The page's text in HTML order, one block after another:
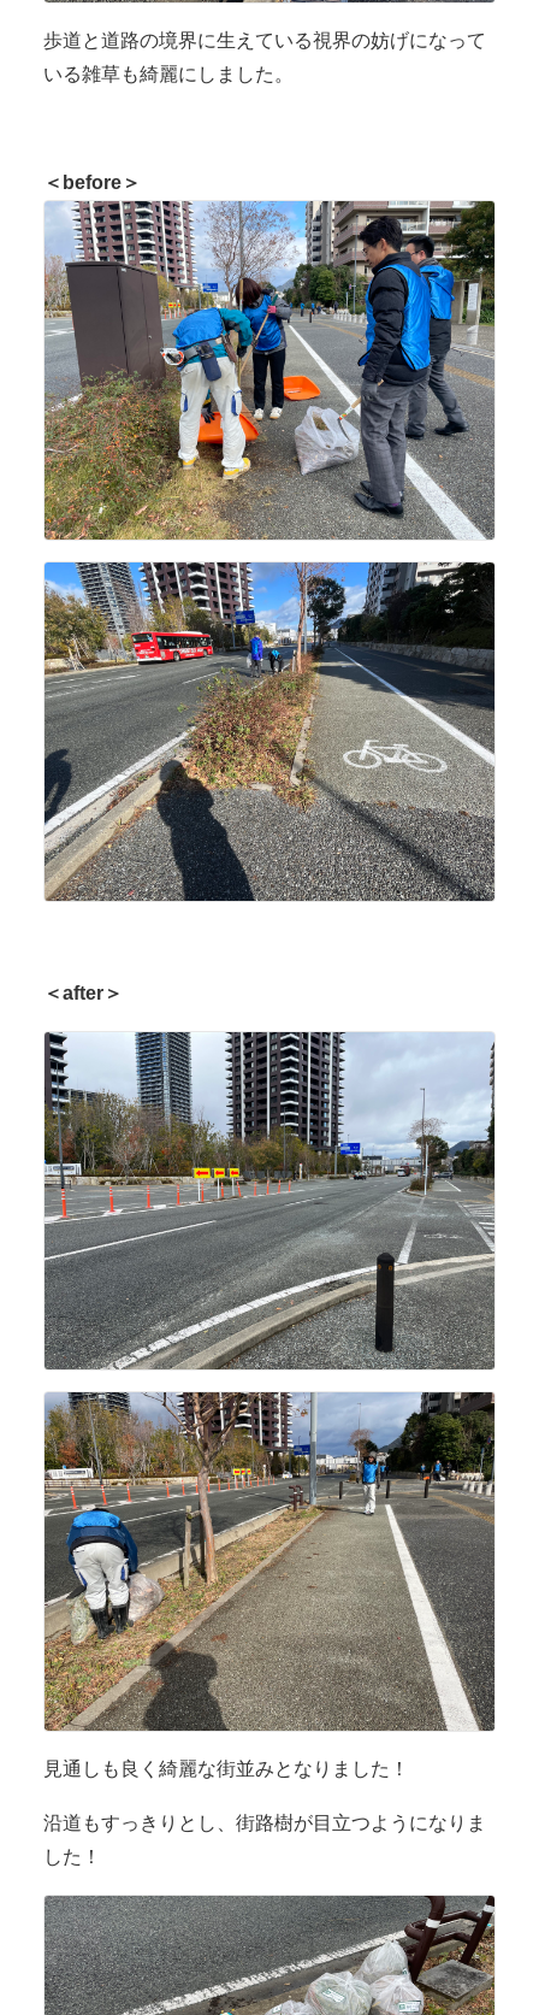
歩道と道路の境界に生えている視界の妨げになって
いる雑草も綺麗にしました。
＜before＞
＜after＞
見通しも良く綺麗な街並みとなりました！
沿道もすっきりとし、街路樹が目立つようになりま
した！